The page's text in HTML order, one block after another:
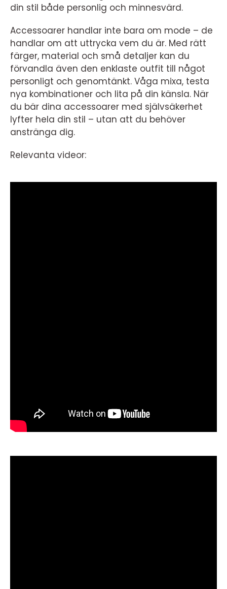
din stil både personlig och minnesvärd.
Accessoarer handlar inte bara om mode – de
handlar om att uttrycka vem du är. Med rätt
färger, material och små detaljer kan du
förvandla även den enklaste outfit till något
personligt och genomtänkt. Våga mixa, testa
nya kombinationer och lita på din känsla. När
du bär dina accessoarer med självsäkerhet
lyfter hela din stil – utan att du behöver
anstränga dig.
Relevanta videor: